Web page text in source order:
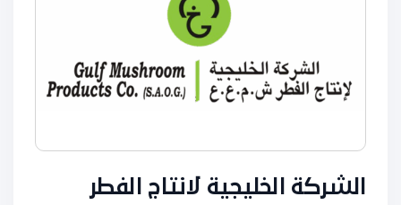
الشركة الخليجية لانتاج الفطر